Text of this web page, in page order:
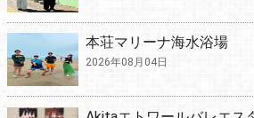
本荘マリーナ海水浴場
2026年08月04日